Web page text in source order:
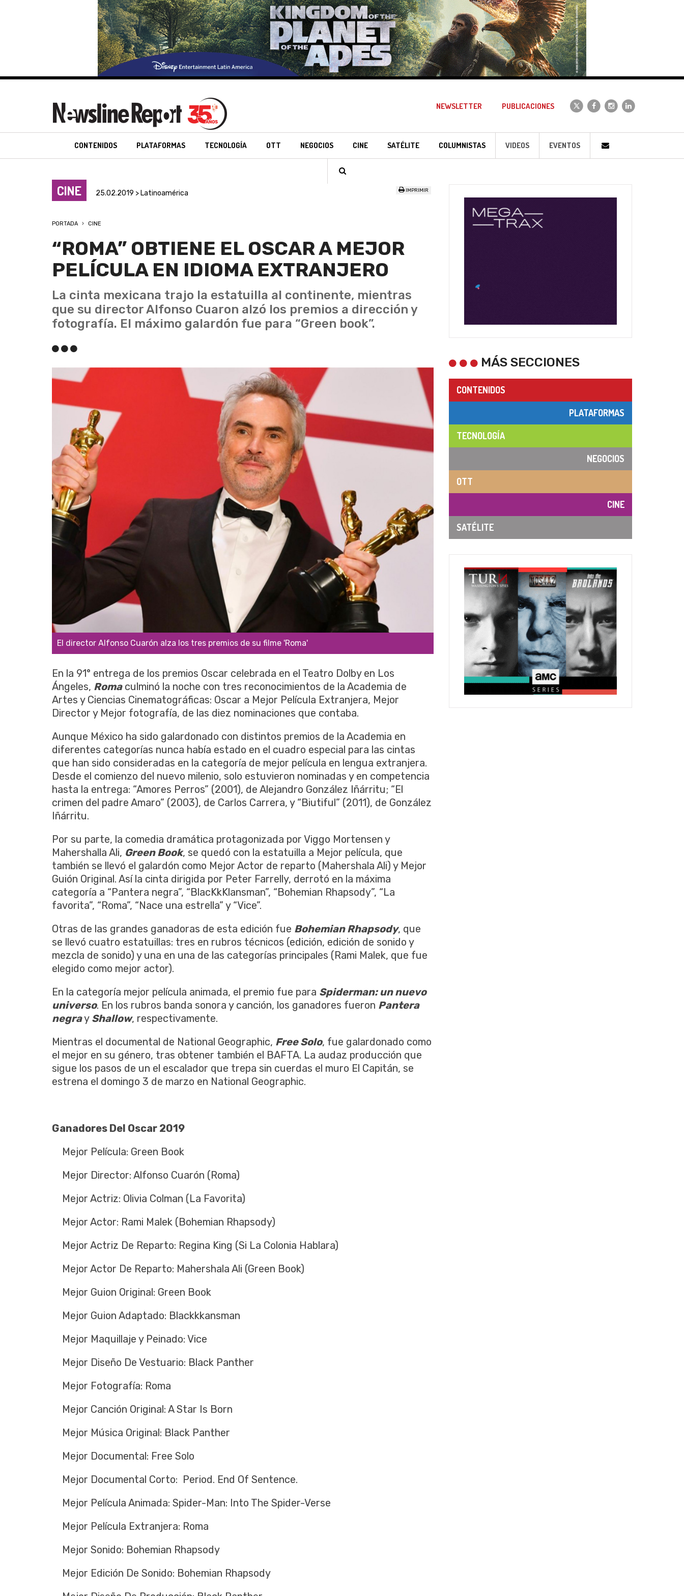
NEWSLETTER PUBLICACIONES
CONTENIDOS PLATAFORMAS TECNOLOGÍA OTT NEGOCIOS CINE SATÉLITE COLUMNISTAS VIDEOS EVENTOS
CINE 25.02.2019 > Latinoamérica IMPRIMIR
PORTADA CINE
“ROMA” OBTIENE EL OSCAR A MEJOR
PELÍCULA EN IDIOMA EXTRANJERO
La cinta mexicana trajo la estatuilla al continente, mientras
que su director Alfonso Cuaron alzó los premios a dirección y
fotografía. El máximo galardón fue para “Green book”.
El director Alfonso Cuarón alza los tres premios de su filme 'Roma'
En la 91° entrega de los premios Oscar celebrada en el Teatro Dolby en Los
Ángeles, Romaculminó la noche con tres reconocimientos de la Academia de
Artes y Ciencias Cinematográficas: Oscar a Mejor Película Extranjera, Mejor
Director y Mejor fotografía, de las diez nominaciones que contaba.
Aunque México ha sido galardonado con distintos premios de la Academia en
diferentes categorías nunca había estado en el cuadro especial para las cintas
que han sido consideradas en la categoría de mejor película en lengua extranjera.
Desde el comienzo del nuevo milenio, solo estuvieron nominadas y en competencia
hasta la entrega: “Amores Perros” (2001), de Alejandro González Iñárritu; “El
crimen del padre Amaro” (2003), de Carlos Carrera, y “Biutiful” (2011), de González
Iñárritu.
Por su parte, la comedia dramática protagonizada por Viggo Mortensen y
Mahershalla Ali, Green Book, se quedó con la estatuilla a Mejor película, que
también se llevó el galardón como Mejor Actor de reparto (Mahershala Ali) y Mejor
Guión Original. Así la cinta dirigida por Peter Farrelly, derrotó en la máxima
categoría a “Pantera negra”, “BlacKkKlansman”, “Bohemian Rhapsody”, “La
favorita”, “Roma”, “Nace una estrella” y “Vice”.
Otras de las grandes ganadoras de esta edición fue Bohemian Rhapsody, que
se llevó cuatro estatuillas: tres en rubros técnicos (edición, edición de sonido y
mezcla de sonido) y una en una de las categorías principales (Rami Malek, que fue
elegido como mejor actor).
En la categoría mejor película animada, el premio fue para Spiderman: un nuevo
universo. En los rubros banda sonora y canción, los ganadores fueron Pantera
negray Shallow, respectivamente.
Mientras el documental de National Geographic, Free Solo, fue galardonado como
el mejor en su género, tras obtener también el BAFTA. La audaz producción que
sigue los pasos de un el escalador que trepa sin cuerdas el muro El Capitán, se
estrena el domingo 3 de marzo en National Geographic.
Ganadores Del Oscar 2019
Mejor Película: Green Book
Mejor Director: Alfonso Cuarón (Roma)
Mejor Actriz: Olivia Colman (La Favorita)
Mejor Actor: Rami Malek (Bohemian Rhapsody)
Mejor Actriz De Reparto: Regina King (Si La Colonia Hablara)
Mejor Actor De Reparto: Mahershala Ali (Green Book)
Mejor Guion Original: Green Book
Mejor Guion Adaptado: Blackkkansman
Mejor Maquillaje y Peinado: Vice
Mejor Diseño De Vestuario: Black Panther
Mejor Fotografía: Roma
Mejor Canción Original: A Star Is Born
Mejor Música Original: Black Panther
Mejor Documental: Free Solo
Mejor Documental Corto: Period. End Of Sentence.
Mejor Película Animada: Spider-Man: Into The Spider-Verse
Mejor Película Extranjera: Roma
Mejor Sonido: Bohemian Rhapsody
Mejor Edición De Sonido: Bohemian Rhapsody
MÁS SECCIONES
CONTENIDOS
PLATAFORMAS
TECNOLOGÍA
NEGOCIOS
OTT
CINE
SATÉLITE